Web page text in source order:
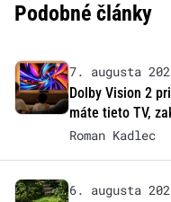
Podobné články
7. augusta
Dolby Vision 2
máte tieto TV,
Roman Kadlec
6. augusta